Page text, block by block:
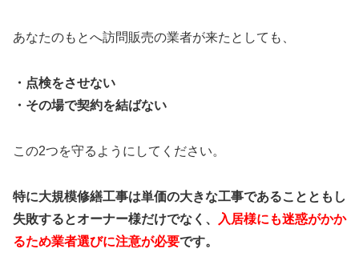
あなたのもとへ訪問販売の業者が来たとしても、
・点検をさせない
・その場で契約を結ばない
この2つを守るようにしてください。
特に大規模修繕工事は単価の大きな工事であることともし
失敗するとオーナー様だけでなく、
入居様にも迷惑がかか
るため業者選びに注意が必要です。